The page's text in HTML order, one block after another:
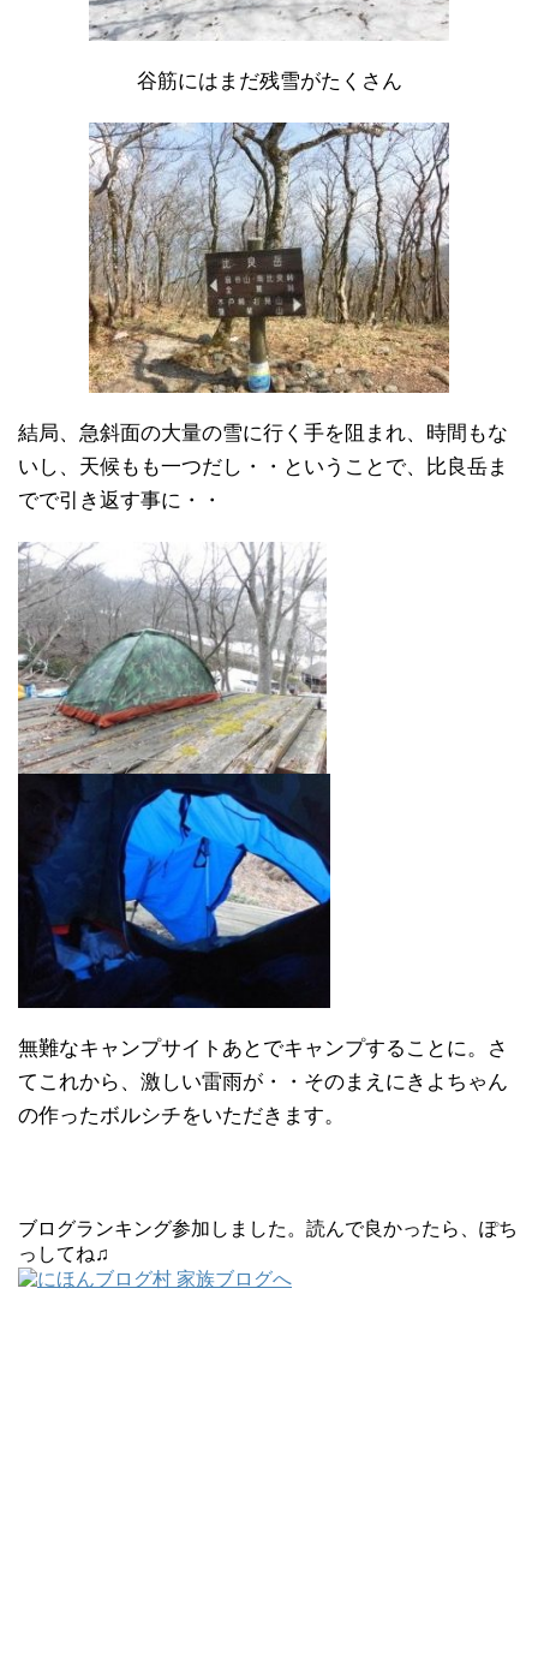
谷筋にはまだ残雪がたくさん
結局、急斜面の大量の雪に行く手を阻まれ、時間もな
いし、天候もも一つだし・・ということで、比良岳ま
でで引き返す事に・・
無難なキャンプサイトあとでキャンプすることに。さ
てこれから、激しい雷雨が・・そのまえにきよちゃん
の作ったボルシチをいただきます。
ブログランキング参加しました。読んで良かったら、ぽち
っしてね♫